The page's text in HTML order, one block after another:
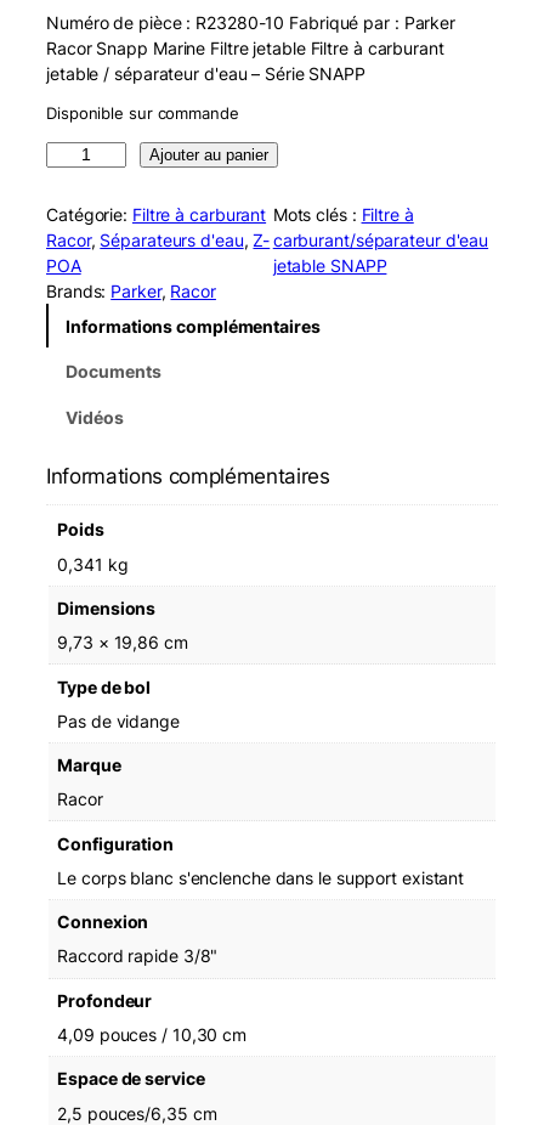
Numéro de pièce : R23280-10 Fabriqué par : Parker
Racor Snapp Marine Filtre jetable Filtre à carburant
jetable / séparateur d'eau – Série SNAPP
Disponible sur commande
a
n
t
i
t
o
r
3
0
S
p
Ajouter au panier
Catégorie: Filtre à carburant
Racor, Séparateurs d'eau, Z-
POA
Mots clés : Filtre à
carburant/séparateur d'eau
jetable SNAPP
Brands: Parker, Racor
Informations complémentaires
Documents
Vidéos
Informations complémentaires
Poids
0,341 kg
Dimensions
9,73 × 19,86 cm
Type de bol
Pas de vidange
Marque
Racor
Configuration
Le corps blanc s'enclenche dans le support existant
Connexion
Raccord rapide 3/8"
Profondeur
4,09 pouces / 10,30 cm
Espace de service
2,5 pouces/6,35 cm